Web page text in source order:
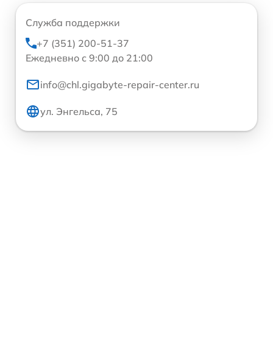
Служба поддержки
+7 (351) 200-51-37
Ежедневно с 9:00 до 21:00
info@chl.gigabyte-repair-center.ru
ул. Энгельса, 75